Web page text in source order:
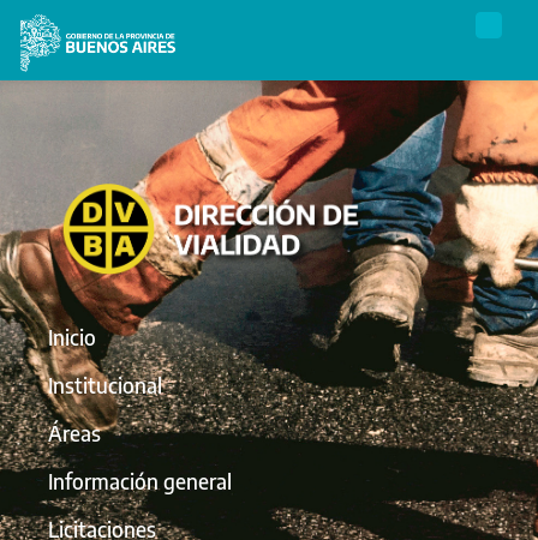
Inicio
Institucional
Áreas
Información general
Licitaciones